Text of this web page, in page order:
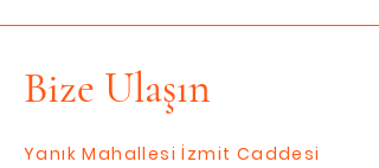
Bize Ulaşın
Yanık Mahallesi İzmit Caddesi